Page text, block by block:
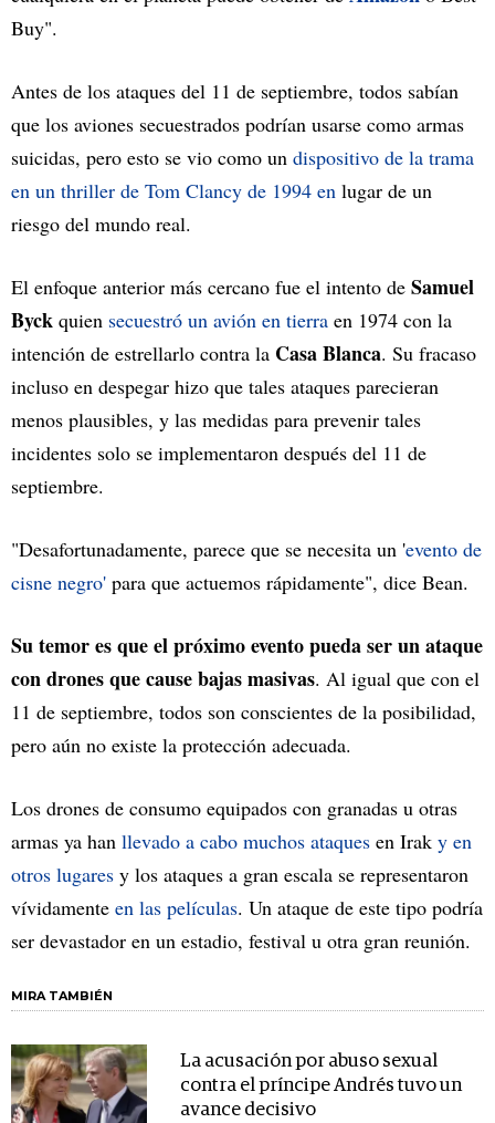
Buy".
Antes de los ataques del 11 de septiembre, todos sabían
que los aviones secuestrados podrían usarse como armas
suicidas, pero esto se vio como un dispositivo de la trama
en un thriller de Tom Clancy de 1994 en lugar de un
riesgo del mundo real.
El enfoque anterior más cercano fue el intento de Samuel
Byck quien secuestró un avión en tierra en 1974 con la
intención de estrellarlo contra la Casa Blanca. Su fracaso
incluso en despegar hizo que tales ataques parecieran
menos plausibles, y las medidas para prevenir tales
incidentes solo se implementaron después del 11 de
septiembre.
"Desafortunadamente, parece que se necesita un 'evento de
cisne negro' para que actuemos rápidamente", dice Bean.
Su temor es que el próximo evento pueda ser un ataque
con drones que cause bajas masivas. Al igual que con el
11 de septiembre, todos son conscientes de la posibilidad,
pero aún no existe la protección adecuada.
Los drones de consumo equipados con granadas u otras
armas ya han llevado a cabo muchos ataques en Irak y en
otros lugares y los ataques a gran escala se representaron
vívidamente en las películas. Un ataque de este tipo podría
ser devastador en un estadio, festival u otra gran reunión.
MIRA TAMBIÉN
La acusación por abuso sexual
contra el príncipe Andrés tuvo un
avance decisivo